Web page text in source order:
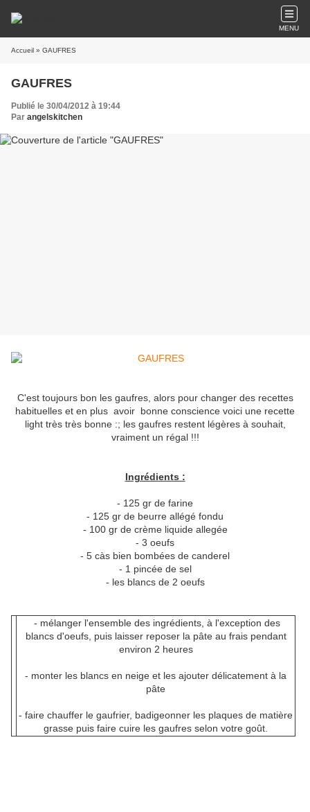
MENU
Accueil » GAUFRES
GAUFRES
Publié le 30/04/2012 à 19:44
Par angelskitchen
C'est toujours bon les gaufres, alors pour changer des recettes
habituelles et en plus avoir bonne conscience voici une recette
light très très bonne :; les gaufres restent légères à souhait,
vraiment un régal !!!
Ingrédients :
- 125 gr de farine
- 125 gr de beurre allégé fondu
- 100 gr de crème liquide allegée
- 3 oeufs
- 5 càs bien bombées de canderel
- 1 pincée de sel
- les blancs de 2 oeufs
- mélanger l'ensemble des ingrédients, à l'exception des
blancs d'oeufs, puis laisser reposer la pâte au frais pendant
environ 2 heures
- monter les blancs en neige et les ajouter délicatement à la
pâte
- faire chauffer le gaufrier, badigeonner les plaques de matière
grasse puis faire cuire les gaufres selon votre goût.